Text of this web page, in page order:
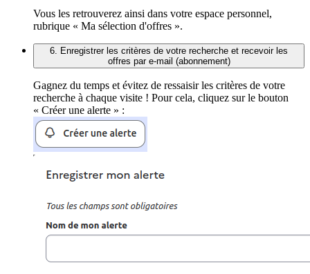
Vous les retrouverez ainsi dans votre espace personnel,
rubrique « Ma sélection d'offres ».
6. Enregistrer les critères de votre recherche et recevoir les
offres par e-mail (abonnement)
Gagnez du temps et évitez de ressaisir les critères de votre
recherche à chaque visite ! Pour cela, cliquez sur le bouton
« Créer une alerte » :